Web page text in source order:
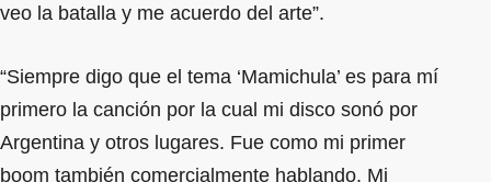
veo la batalla y me acuerdo del arte”.
“Siempre digo que el tema ‘Mamichula’ es para mí
primero la canción por la cual mi disco sonó por
Argentina y otros lugares. Fue como mi primer
boom también comercialmente hablando. Mi